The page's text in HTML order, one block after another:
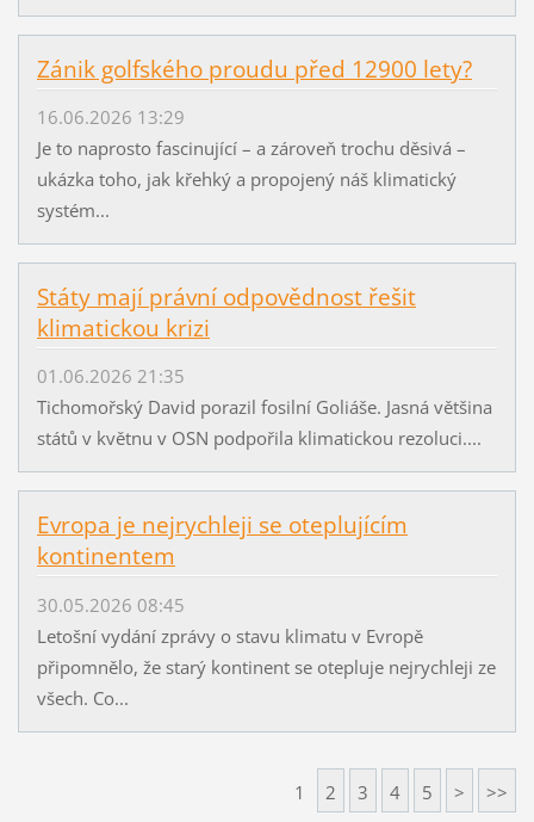
Zánik golfského proudu před 12900 lety?
16.06.2026 13:29
Je to naprosto fascinující – a zároveň trochu děsivá –
ukázka toho, jak křehký a propojený náš klimatický
systém...
Státy mají právní odpovědnost řešit
klimatickou krizi
01.06.2026 21:35
Tichomořský David porazil fosilní Goliáše. Jasná většina
států v květnu v OSN podpořila klimatickou rezoluci....
Evropa je nejrychleji se oteplujícím
kontinentem
30.05.2026 08:45
Letošní vydání zprávy o stavu klimatu v Evropě
připomnělo, že starý kontinent se otepluje nejrychleji ze
všech. Co...
1 2 3 4 5 > >>